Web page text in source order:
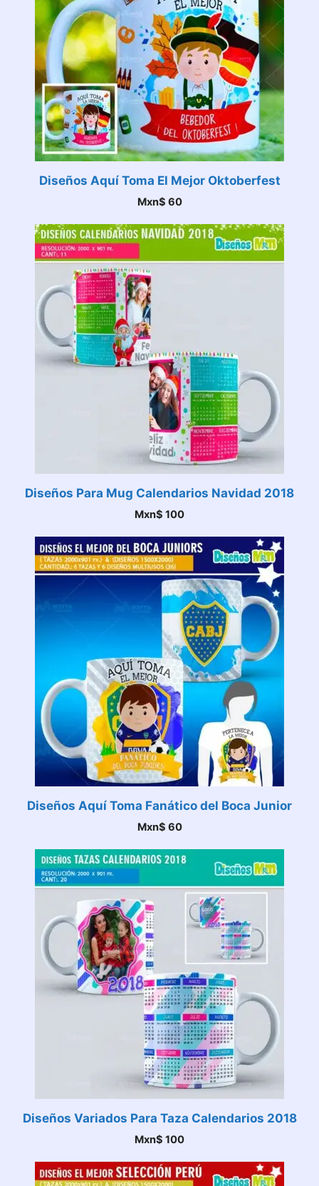
Diseños Aquí Toma El Mejor Oktoberfest
Mxn$ 60
Diseños Para Mug Calendarios Navidad 2018
Mxn$ 100
Diseños Aquí Toma Fanático del Boca Junior
Mxn$ 60
Diseños Variados Para Taza Calendarios 2018
Mxn$ 100